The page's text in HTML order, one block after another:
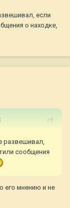
если
о находке,
развешивал,
сообщения
его мнению и не